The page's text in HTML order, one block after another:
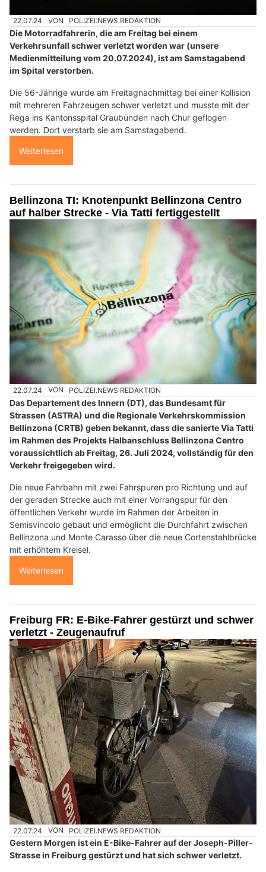
22.07.24 VON POLIZEI.NEWS REDAKTION
Die Motorradfahrerin, die am Freitag bei einem
Verkehrsunfall schwer verletzt worden war (unsere
Medienmitteilung vom 20.07.2024), ist am Samstagabend
im Spital verstorben.
Die 56-Jährige wurde am Freitagnachmittag bei einer Kollision
mit mehreren Fahrzeugen schwer verletzt und musste mit der
Rega ins Kantonsspital Graubünden nach Chur geflogen
werden. Dort verstarb sie am Samstagabend.
Weiterlesen
Bellinzona TI: Knotenpunkt Bellinzona Centro
auf halber Strecke - Via Tatti fertiggestellt
22.07.24 VON POLIZEI.NEWS REDAKTION
Das Departement des Innern (DT), das Bundesamt für
Strassen (ASTRA) und die Regionale Verkehrskommission
Bellinzona (CRTB) geben bekannt, dass die sanierte Via Tatti
im Rahmen des Projekts Halbanschluss Bellinzona Centro
voraussichtlich ab Freitag, 26. Juli 2024, vollständig für den
Verkehr freigegeben wird.
Die neue Fahrbahn mit zwei Fahrspuren pro Richtung und auf
der geraden Strecke auch mit einer Vorrangspur für den
öffentlichen Verkehr wurde im Rahmen der Arbeiten in
Semisvincolo gebaut und ermöglicht die Durchfahrt zwischen
Bellinzona und Monte Carasso über die neue Cortenstahlbrücke
mit erhöhtem Kreisel.
Weiterlesen
Freiburg FR: E-Bike-Fahrer gestürzt und schwer
verletzt - Zeugenaufruf
22.07.24 VON POLIZEI.NEWS REDAKTION
Gestern Morgen ist ein E-Bike-Fahrer auf der Joseph-Piller-
Strasse in Freiburg gestürzt und hat sich schwer verletzt.